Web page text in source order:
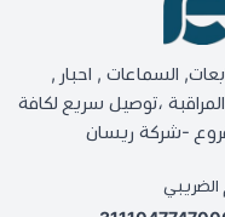
السماعات , احبار ,
،توصيل سريع لكافة
-شركة ريسان
الضريبي